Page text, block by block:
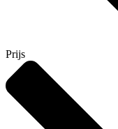
Prijs